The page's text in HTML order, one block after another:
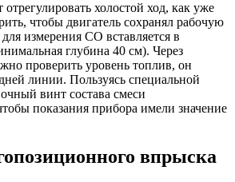
холостой ход, как уже
чтобы двигатель сохранял рабочую
измерения СО вставляется в
глубина 40 см). Через
проверить уровень топлив, он
линии. Пользуясь специальной
винт состава смеси
показания прибора имели значение
впрыска